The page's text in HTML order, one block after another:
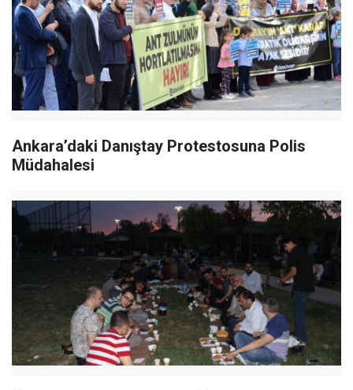
Ankara’daki Danıştay Protestosuna Polis
Müdahalesi